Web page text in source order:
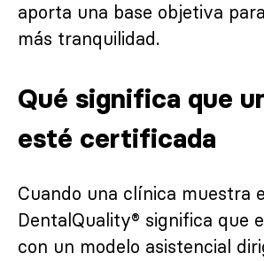
aporta una base objetiva
más tranquilidad.
Qué significa que
esté certificada
Cuando una clínica muestra
DentalQuality® significa que
con un modelo asistencial